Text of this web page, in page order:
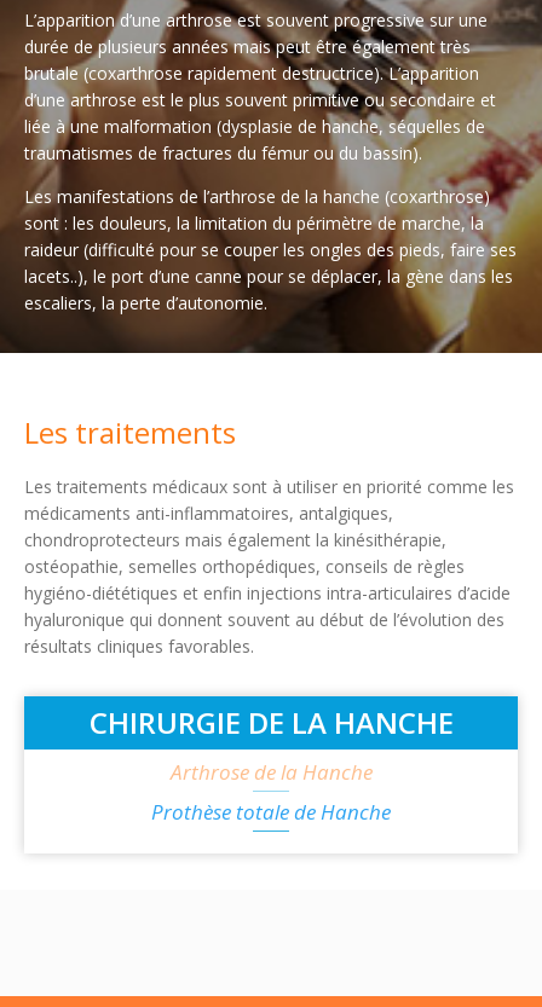
L’apparition d’une arthrose est souvent progressive sur une
durée de plusieurs années mais peut être également très
brutale (coxarthrose rapidement destructrice). L’apparition
d’une arthrose est le plus souvent primitive ou secondaire et
liée à une malformation (dysplasie de hanche, séquelles de
traumatismes de fractures du fémur ou du bassin).
Les manifestations de l’arthrose de la hanche (coxarthrose)
sont : les douleurs, la limitation du périmètre de marche, la
raideur (difficulté pour se couper les ongles des pieds, faire ses
lacets..), le port d’une canne pour se déplacer, la gène dans les
escaliers, la perte d’autonomie.
Les traitements
Les traitements médicaux sont à utiliser en priorité comme les
médicaments anti-inflammatoires, antalgiques,
chondroprotecteurs mais également la kinésithérapie,
ostéopathie, semelles orthopédiques, conseils de règles
hygiéno-diététiques et enfin injections intra-articulaires d’acide
hyaluronique qui donnent souvent au début de l’évolution des
résultats cliniques favorables.
CHIRURGIE DE LA HANCHE
Arthrose de la Hanche
Prothèse totale de Hanche